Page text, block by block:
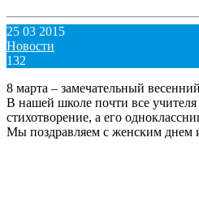
25 03 2015
Новости
132
8 марта – замечательный
В нашей школе почти все
стихотворение, а его
Мы поздравляем с женским днем